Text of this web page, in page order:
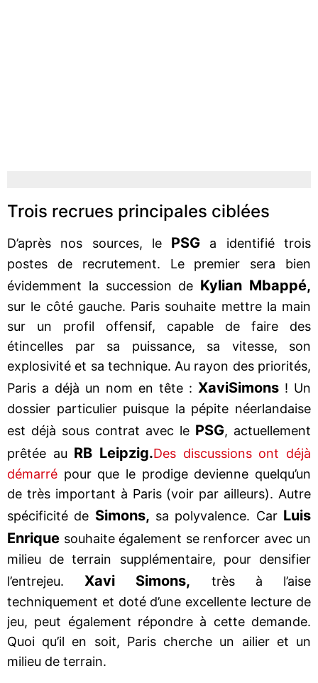
Trois recrues principales ciblées
D’après nos sources, le PSG a identifié trois
postes de recrutement. Le premier sera bien
évidemment la succession de Kylian Mbappé,
sur le côté gauche. Paris souhaite mettre la main
sur un profil offensif, capable de faire des
étincelles par sa puissance, sa vitesse, son
explosivité et sa technique. Au rayon des priorités,
Paris a déjà un nom en tête : XaviSimons ! Un
dossier particulier puisque la pépite néerlandaise
est déjà sous contrat avec le PSG, actuellement
prêtée au RB Leipzig.Des discussions ont déjà
démarré pour que le prodige devienne quelqu’un
de très important à Paris (voir par ailleurs). Autre
spécificité de Simons, sa polyvalence. Car Luis
Enrique souhaite également se renforcer avec un
milieu de terrain supplémentaire, pour densifier
l’entrejeu.Xavi Simons, très à l’aise
techniquement et doté d’une excellente lecture de
jeu, peut également répondre à cette demande.
Quoi qu’il en soit, Paris cherche un ailier et un
milieu de terrain.